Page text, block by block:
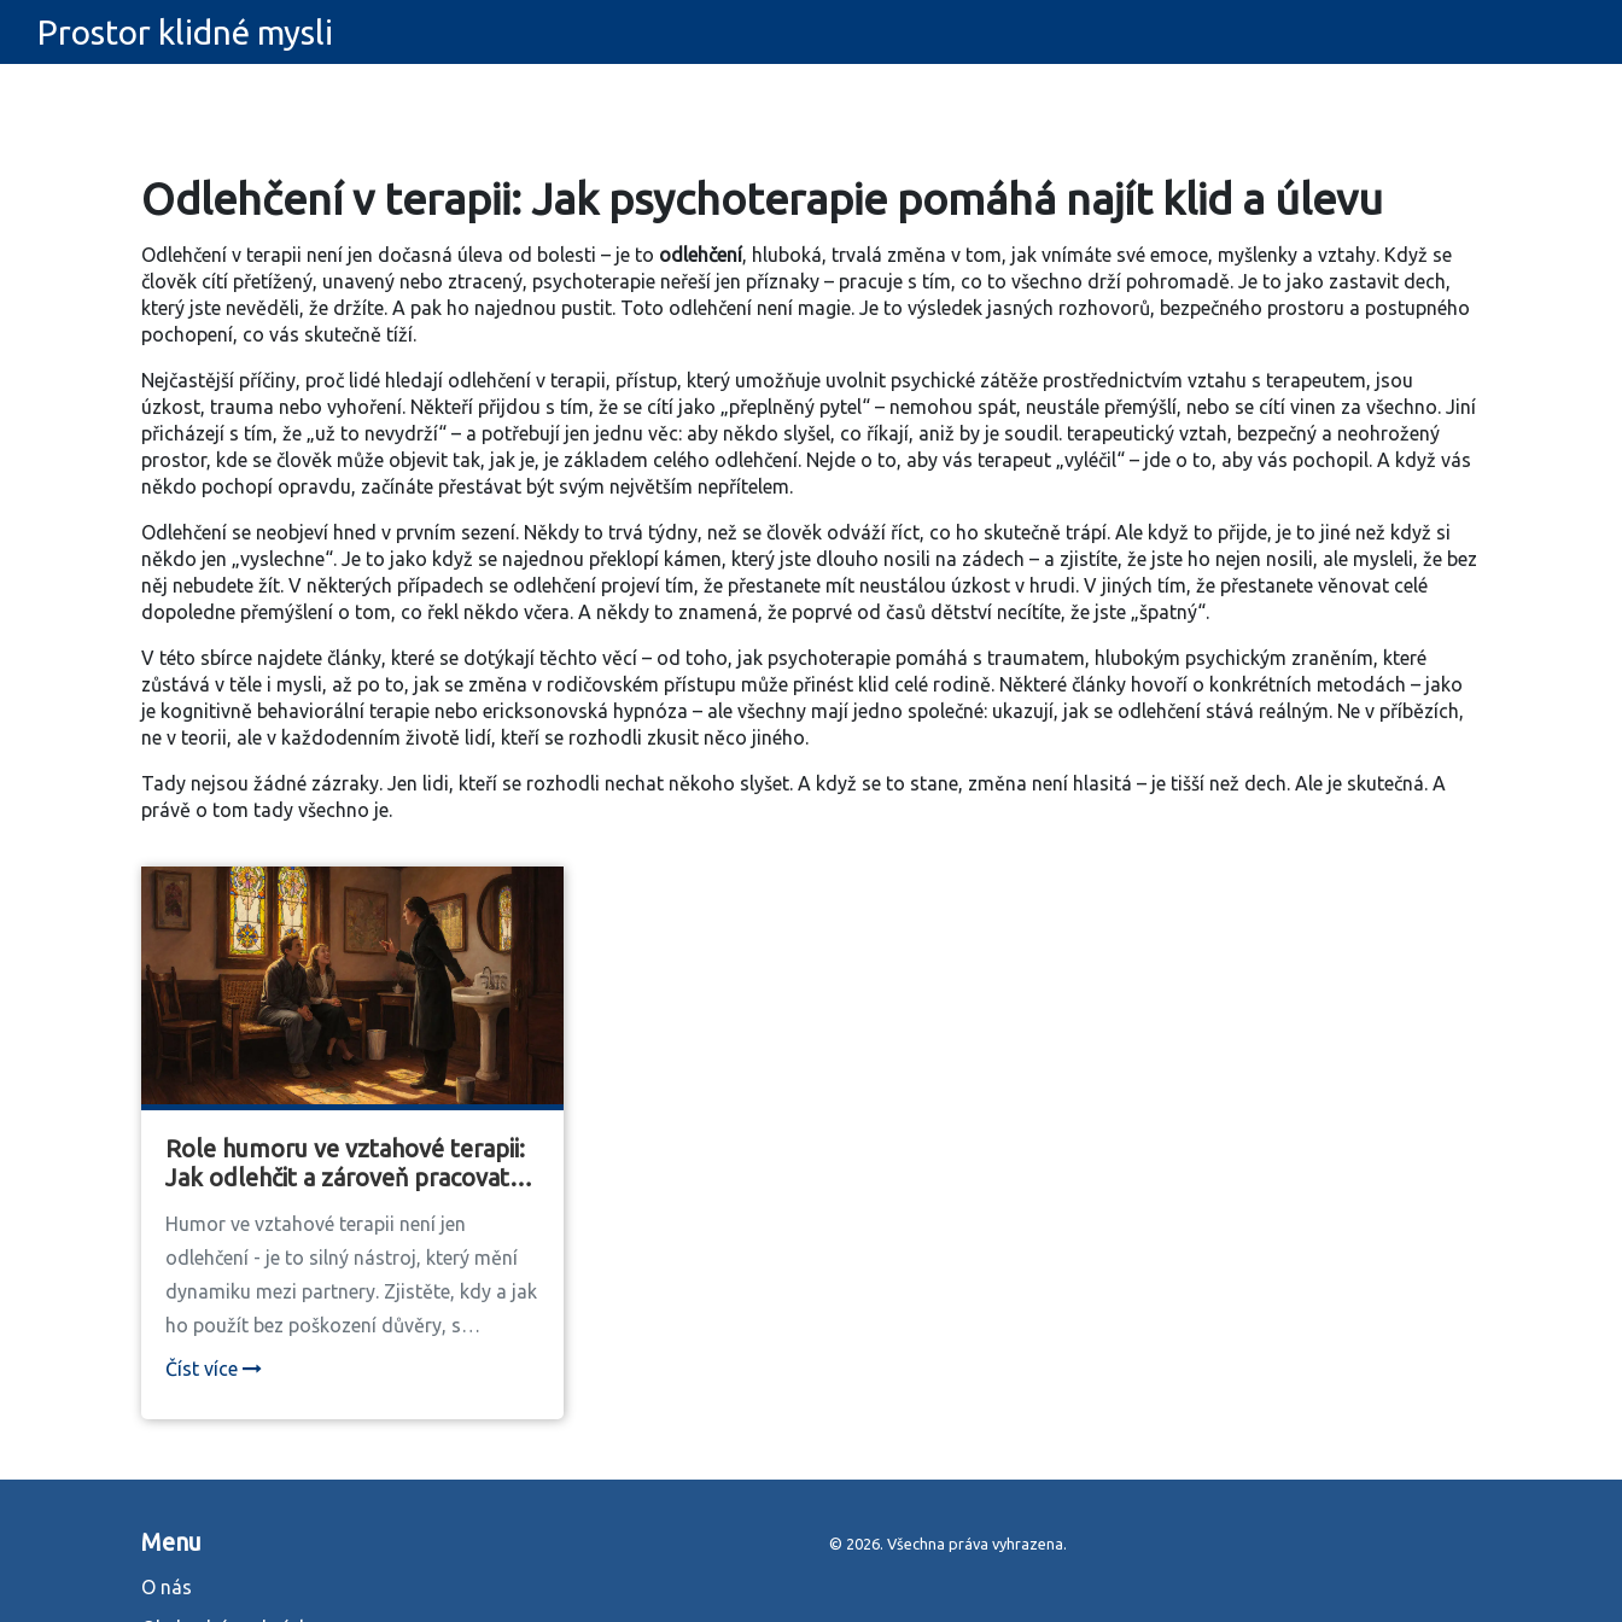
Prostor klidné mysli
Odlehčení v terapii: Jak psychoterapie pomáhá najít klid a úlevu
Odlehčení v terapii není jen dočasná úleva od bolesti – je to odlehčení, hluboká, trvalá změna v tom, jak vnímáte své emoce, myšlenky a vztahy. Když se
člověk cítí přetížený, unavený nebo ztracený, psychoterapie neřeší jen příznaky – pracuje s tím, co to všechno drží pohromadě. Je to jako zastavit dech,
který jste nevěděli, že držíte. A pak ho najednou pustit. Toto odlehčení není magie. Je to výsledek jasných rozhovorů, bezpečného prostoru a postupného
pochopení, co vás skutečně tíží.
Nejčastější příčiny, proč lidé hledají odlehčení v terapii, přístup, který umožňuje uvolnit psychické zátěže prostřednictvím vztahu s terapeutem, jsou
úzkost, trauma nebo vyhoření. Někteří přijdou s tím, že se cítí jako „přeplněný pytel“ – nemohou spát, neustále přemýšlí, nebo se cítí vinen za všechno. Jiní
přicházejí s tím, že „už to nevydrží“ – a potřebují jen jednu věc: aby někdo slyšel, co říkají, aniž by je soudil. terapeutický vztah, bezpečný a neohrožený
prostor, kde se člověk může objevit tak, jak je, je základem celého odlehčení. Nejde o to, aby vás terapeut „vyléčil“ – jde o to, aby vás pochopil. A když vás
někdo pochopí opravdu, začínáte přestávat být svým největším nepřítelem.
Odlehčení se neobjeví hned v prvním sezení. Někdy to trvá týdny, než se člověk odváží říct, co ho skutečně trápí. Ale když to přijde, je to jiné než když si
někdo jen „vyslechne“. Je to jako když se najednou překlopí kámen, který jste dlouho nosili na zádech – a zjistíte, že jste ho nejen nosili, ale mysleli, že bez
něj nebudete žít. V některých případech se odlehčení projeví tím, že přestanete mít neustálou úzkost v hrudi. V jiných tím, že přestanete věnovat celé
dopoledne přemýšlení o tom, co řekl někdo včera. A někdy to znamená, že poprvé od časů dětství necítíte, že jste „špatný“.
V této sbírce najdete články, které se dotýkají těchto věcí – od toho, jak psychoterapie pomáhá s traumatem, hlubokým psychickým zraněním, které
zůstává v těle i mysli, až po to, jak se změna v rodičovském přístupu může přinést klid celé rodině. Některé články hovoří o konkrétních metodách – jako
je kognitivně behaviorální terapie nebo ericksonovská hypnóza – ale všechny mají jedno společné: ukazují, jak se odlehčení stává reálným. Ne v příbězích,
ne v teorii, ale v každodenním životě lidí, kteří se rozhodli zkusit něco jiného.
Tady nejsou žádné zázraky. Jen lidi, kteří se rozhodli nechat někoho slyšet. A když se to stane, změna není hlasitá – je tišší než dech. Ale je skutečná. A
právě o tom tady všechno je.
Role humoru ve vztahové terapii:
Jak odlehčit a zároveň pracovat
Humor ve vztahové terapii není jen
odlehčení - je to silný nástroj, který mění
dynamiku mezi partnery. Zjistěte, kdy a jak
ho použít bez poškození důvěry, s
podporou výzkumů a reálných příkladů z
Číst více
Menu
O nás
© 2026. Všechna práva vyhrazena.